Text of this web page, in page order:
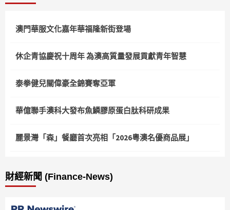
澳門華服文化嘉年華福隆新街登場
休企青協慶祝十周年 為澳高質量發展貢獻青年智慧
泰拳健兒關偉豪全錦賽奪亞軍
華億聯手澳科大發布魚鱗膠原蛋白肽科研成果
麗景灣「森」餐廳首次亮相「2026粵澳名優商品展」
財經新聞 (Finance-News)